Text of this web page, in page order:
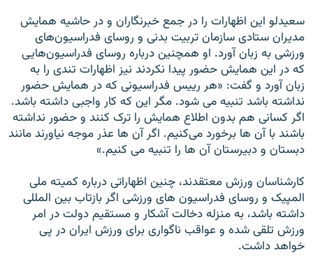
سعيدلو اين اظهارات را در جمع خبرنگاران و در حاشيه همايش
مديران ستادی سازمان تربيت بدنی و روسای فدراسيون‌های
ورزشی به زبان آورد. او همچنين درباره روسای فدراسيون‌هايی
که در اين همايش حضور پيدا نکردند نيز اظهارات تندی را به
زبان آورد و گفت: «هر رييس فدراسيونی که در همايش حضور
نداشته باشد تنبيه می ‌شود. مگر اين که کار واجبی داشته باشد.
اگر کسانی هم بدون اطلاع همايش را ترک کنند و حضور نداشته
باشند با آن ها برخورد می‌کنيم. اگر آن ها عذر موجه نياورند مانند
دبستان و دبيرستان آن ها را تنبيه می ‌کنيم.»
کارشناسان ورزش معتقدند، چنين اظهاراتی درباره کميته ملی
المپيک و روسای فدراسيون های ورزشی اگر بازتاب بين المللی
داشته باشد، به منزله دخالت آشکار و مستقيم دولت در امر
ورزش تلقی شده و عواقب ناگواری برای ورزش ايران در پی
خواهد داشت.